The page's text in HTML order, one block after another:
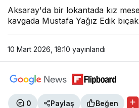
Aksaray'da bir lokantada kız
kavgada Mustafa Yağız Edik
10 Mart 2026, 18:10 yayınlandı
0 Paylaş Beğen